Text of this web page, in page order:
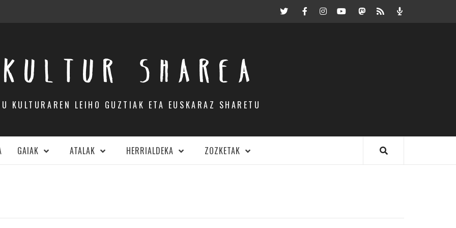
TwitterFacebookInstagramYoutubeMastodon.eus
RSS Podcast
KULTUR SHAREA
KULTURAREN LEIHO GUZTIAK ETA EUSKARAZ SHARETU
GAIAK ATALAK HERRIALDEKA ZOZKETAK